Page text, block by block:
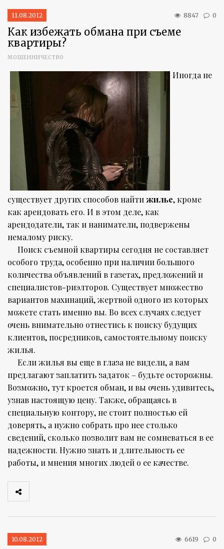
11.08.2012 8847 0
Как избежать обмана при съеме
квартиры?
МОШЕННИЧЕСТВО
Иногда не
существует других способов найти жилье, кроме
как арендовать его. И в этом деле, как
арендодатели, так и наниматели, подвержены
немалому риску.
Поиск съемной квартиры сегодня не составляет
особого труда, особенно при наличии большого
количества объявлений в газетах, предложений и
специалистов-риэлторов. Существует множество
вариантов махинаций, жертвой одного из которых
можете стать именно вы. Во всех случаях следует
очень внимательно отнестись к поиску будущих
клиентов, посредников, самостоятельному поиску
жилья.
Если жилья вы еще в глаза не видели, а вам
предлагают заплатить задаток – будьте осторожны.
Возможно, тут кроется обман, и вы очень удивитесь,
узнав настоящую цену. Также, обращаясь в
специальную контору, не стоит полностью ей
доверять, а нужно собрать про нее столько
сведений, сколько позволит вам не сомневаться в ее
надежности. Нужно знать и длительность ее
работы, и мнения многих людей о ее качестве.
10.08.2012 6619 0